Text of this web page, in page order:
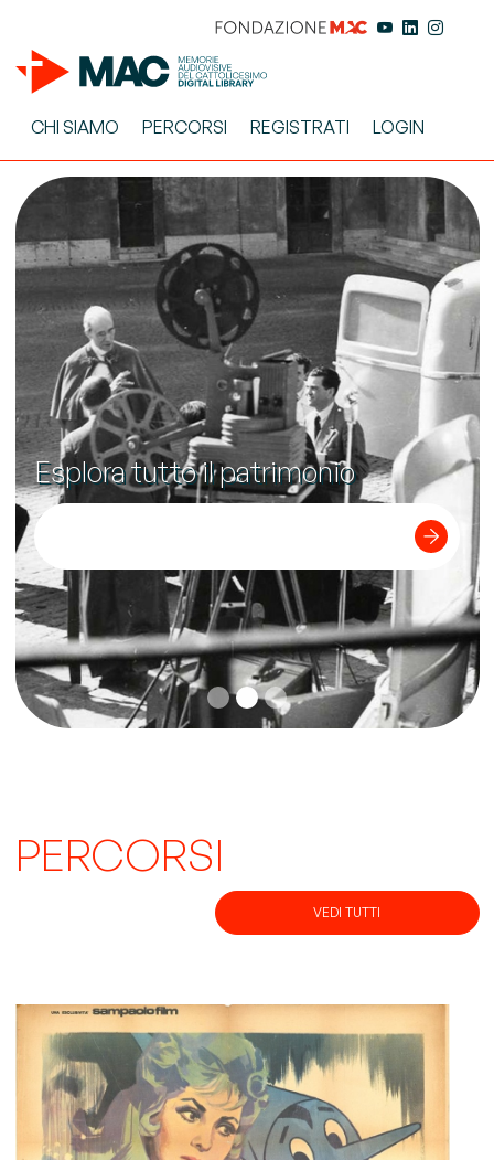
CHI SIAMO PERCORSI REGISTRATI LOGIN
Esplora tutto il patrimonio
PERCORSI
VEDI TUTTI